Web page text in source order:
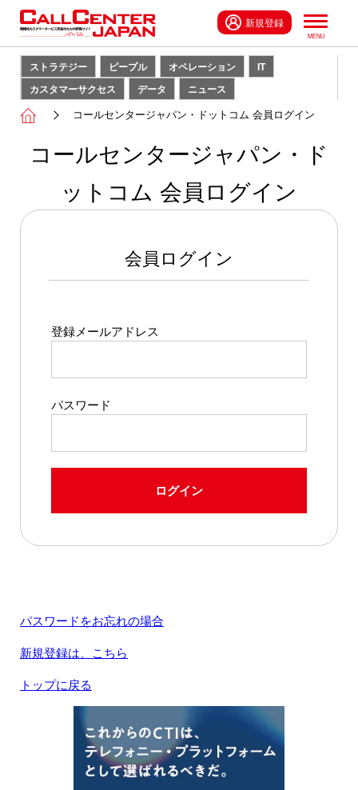
新規登録
ストラテジー ピープル オペレーション
IT
カスタマーサクセス
データ ニュース
コールセンタージャパン・ドットコム 会員ログイン
コールセンタージャパン・ド
ットコム 会員ログイン
会員ログイン
登録メールアドレス
パスワード
ログイン
パスワードをお忘れの場合
新規登録は、こちら
トップに戻る